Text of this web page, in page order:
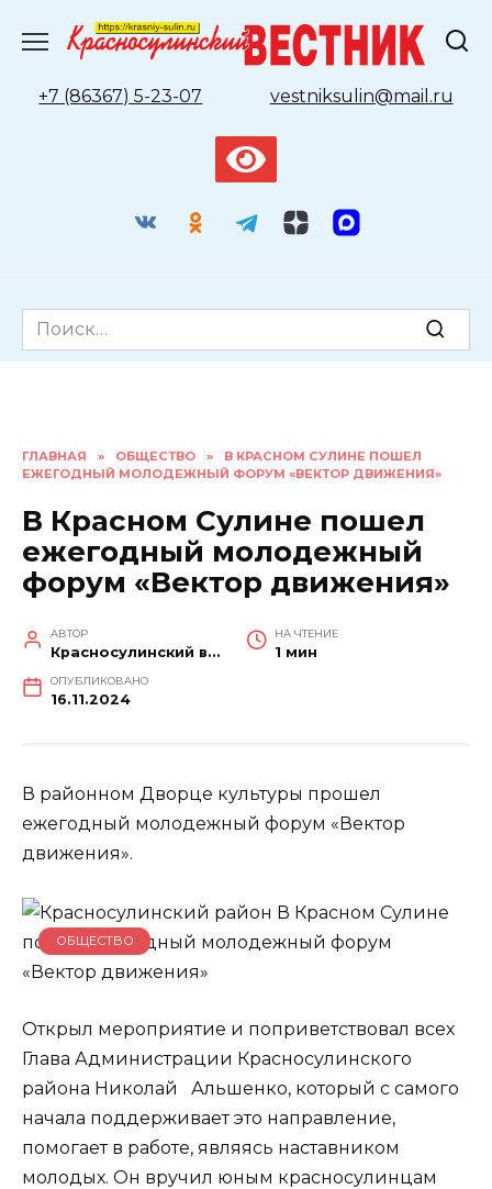
содержанию
+7 (86367) 5-23-07
vestniksulin@mail.ru
Search
for:
ГЛАВНАЯ » ОБЩЕСТВО »
В КРАСНОМ СУЛИНЕ ПОШЕЛ
ЕЖЕГОДНЫЙ МОЛОДЕЖНЫЙ ФОРУМ «ВЕКТОР ДВИЖЕНИЯ»
В Красном Сулине пошел
ежегодный молодежный
форум «Вектор движения»
АВТОР
Красносулинский вестник
НА ЧТЕНИЕ
1 мин
ОПУБЛИКОВАНО
16.11.2024
В районном Дворце культуры прошел
ежегодный молодежный форум «Вектор
движения».
ОБЩЕСТВО
Открыл мероприятие и поприветствовал всех
Глава Администрации Красносулинского
района Николай Альшенко, который с самого
начала поддерживает это направление,
помогает в работе, являясь наставником
молодых. Он вручил юным красносулинцам